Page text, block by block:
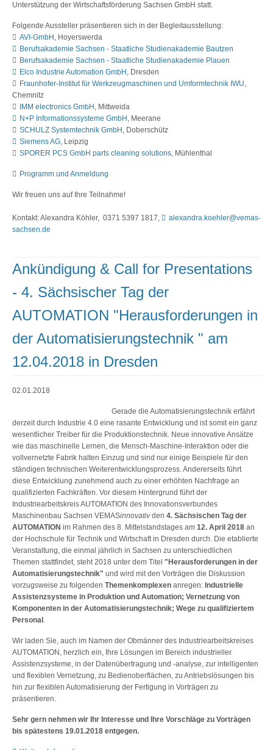
Unterstützung der Wirtschaftsförderung Sachsen GmbH statt.
Folgende Aussteller präsentieren sich in der Begleitausstellung:
AVI-GmbH , Hoyerswerda
Berufsakademie Sachsen - Staatliche Studienakademie Bautzen
Berufsakademie Sachsen - Staatliche Studienakademie Plauen
Elco Industrie Automation GmbH , Dresden
Fraunhofer-Institut für Werkzeugmaschinen und Umformtechnik IWU,
Chemnitz
IMM electronics GmbH , Mittweida
N+P Informationssysteme GmbH , Meerane
SCHULZ Systemtechnik GmbH , Doberschütz
Siemens AG, Leipzig
SPORER PCS GmbH parts cleaning solutions, Mühlenthal
Programm und Anmeldung
Wir freuen uns auf Ihre Teilnahme!
Kontakt: Alexandra Köhler, 0371 5397 1817,
alexandra.koehler@vemas-
sachsen.de
Ankündigung & Call for Presentations
- 4. Sächsischer Tag der
AUTOMATION "Herausforderungen in
der Automatisierungstechnik " am
12.04.2018 in Dresden
02.01.2018
Gerade die Automatisierungstechnik erfährt
derzeit durch Industrie 4.0 eine rasante Entwicklung und ist somit ein ganz
wesentlicher Treiber für die Produktionstechnik. Neue innovative Ansätze
wie das maschinelle Lernen, die Mensch-Maschine-Interaktion oder die
vollvernetzte Fabrik halten Einzug und sind nur einige Beispiele für den
ständigen technischen Weiterentwicklungsprozess. Andererseits führt
diese Entwicklung zunehmend auch zu einer erhöhten Nachfrage an
qualifizierten Fachkräften. Vor diesem Hintergrund führt der
Industriearbeitskreis AUTOMATION des Innovationsverbundes
Maschinenbau Sachsen VEMASinnovativden 4. Sächsischen Tag der
AUTOMATION im Rahmen des 8. Mittelstandstages am 12. April 2018 an
der Hochschule für Technik und Wirtschaft in Dresden durch. Die etablierte
Veranstaltung, die einmal jährlich in Sachsen zu unterschiedlichen
Themen stattfindet, steht 2018 unter dem Titel "Herausforderungen in der
Automatisierungstechnik" und wird mit den Vorträgen die Diskussion
vorzugsweise zu folgenden Themenkomplexen anregen: Industrielle
Assistenzsysteme in Produktion und Automation; Vernetzung von
Komponenten in der Automatisierungstechnik; Wege zu qualifiziertem
Personal
Wir laden Sie, auch im Namen der Obmänner des Industriearbeitskreises
AUTOMATION, herzlich ein, Ihre Lösungen im Bereich industrieller
Assistenzsysteme, in der Datenübertragung und -analyse, zur intelligenten
und flexiblen Vernetzung, zu Bedienoberflächen, zu Antriebslösungen bis
hin zur flexiblen Automatisierung der Fertigung in Vorträgen zu
präsentieren.
Sehr gern nehmen wir Ihr Interesse und Ihre Vorschläge zu Vorträgen
bis spätestens 19.01.2018 entgegen.